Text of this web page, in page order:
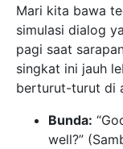
Mari kita bawa
simulasi dialog
pagi saat
singkat ini jauh
berturut-turut di
Bunda:
well?”